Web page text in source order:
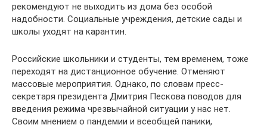
рекомендуют не выходить из дома без особой
надобности. Социальные учреждения, детские сады и
школы уходят на карантин.
Российские школьники и студенты, тем временем, тоже
переходят на дистанционное обучение. Отменяют
массовые мероприятия. Однако, по словам пресс-
секретаря президента Дмитрия Пескова поводов для
введения режима чрезвычайной ситуации у нас нет.
Своим мнением о пандемии и всеобщей паники,